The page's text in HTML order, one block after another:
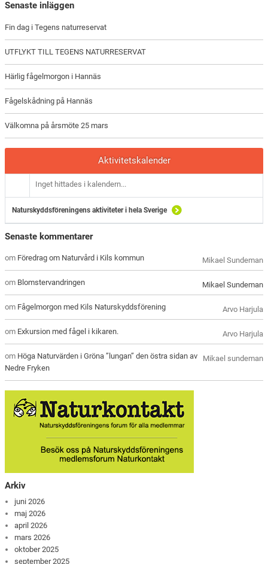
Senaste inläggen
Fin dag i Tegens naturreservat
UTFLYKT TILL TEGENS NATURRESERVAT
Härlig fågelmorgon i Hannäs
Fågelskådning på Hannäs
Välkomna på årsmöte 25 mars
Aktivitetskalender
Inget hittades i kalendern...
Naturskyddsföreningens aktiviteter i hela Sverige
Senaste kommentarer
Mikael Sundeman
om Föredrag om Naturvård i Kils kommun
Mikael Sundeman
om Blomstervandringen
Arvo Harjula
om Fågelmorgon med Kils Naturskyddsförening
Arvo Harjula
om Exkursion med fågel i kikaren.
Mikael sundeman
om Höga Naturvärden i Gröna ”lungan” den östra sidan av
Nedre Fryken
Arkiv
juni 2026
maj 2026
april 2026
mars 2026
oktober 2025
september 2025